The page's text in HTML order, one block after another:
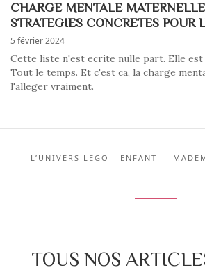
CHARGE MENTALE
STRATEGIES CONCRETES POUR
5 février 2024
Cette liste n'est ecrite nulle part. Elle
Tout le temps. Et c'est ca, la charge
l'alleger vraiment.
L’UNIVERS LEGO - ENFANT —
TOUS NOS